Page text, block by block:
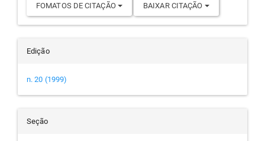
FOMATOS DE CITAÇÃO BAIXAR CITAÇÃO
Edição
n. 20 (1999)
Seção